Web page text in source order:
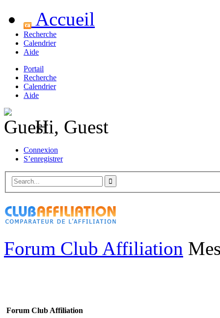
Accueil
Recherche
Calendrier
Aide
Portail
Recherche
Calendrier
Aide
Hi, Guest
Connexion
S’enregistrer
Forum Club Affiliation
Forum Club Affiliation